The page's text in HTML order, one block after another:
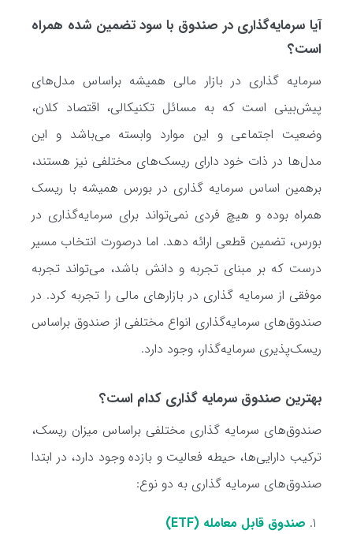
آیا سرمایه‌گذاری در صندوق با سود تضمین شده همراه
است؟
سرمایه گذاری در بازار مالی همیشه براساس مدل‌های
پیش‌بینی است که به مسائل تکنیکالی، اقتصاد کلان،
وضعیت اجتماعی و این موارد وابسته می‌باشد و این
مدل‌ها در ذات خود دارای ریسک‌های مختلفی نیز هستند،
برهمین اساس سرمایه گذاری در بورس همیشه با ریسک
همراه بوده و هیچ فردی نمی‌تواند برای سرمایه‌گذاری در
بورس، تضمین قطعی ارائه دهد. اما درصورت انتخاب مسیر
درست که بر مبنای تجربه و دانش باشد، می‌تواند تجربه
موفقی از سرمایه گذاری در بازارهای مالی را تجربه کرد. در
صندوق‌های سرمایه‌گذاری انواع مختلفی از صندوق براساس
ریسک‌پذیری سرمایه‌گذار، وجود دارد.
بهترین صندوق سرمایه گذاری کدام است؟
صندوق‌های سرمایه گذاری مختلفی براساس میزان ریسک،
ترکیب دارایی‌ها، حیطه فعالیت و بازده وجود دارد، در ابتدا
صندوق‌های سرمایه گذاری به دو نوع:
صندوق قابل معامله (ETF)